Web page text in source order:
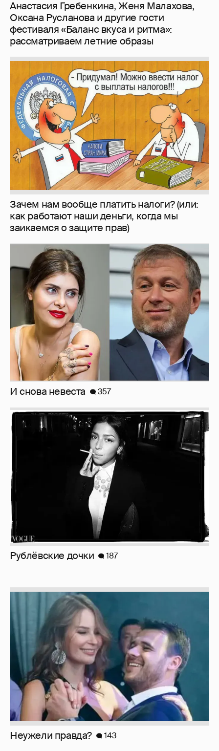
Анастасия Гребенкина, Женя Малахова,
Оксана Русланова и другие гости
фестиваля «Баланс вкуса и ритма»:
рассматриваем летние образы
Зачем нам вообще платить налоги? (или:
как работают наши деньги, когда мы
заикаемся о защите прав)
И снова невеста 357
Рублёвские дочки 187
Неужели правда? 143